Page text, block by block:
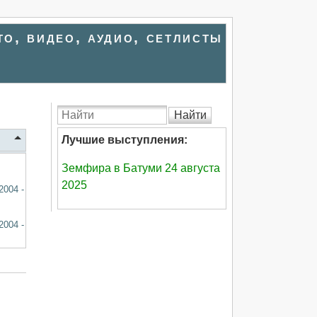
видео, аудио, сетлисты
-
-
Найти
Лучшие выступления:
Земфира в Батуми 24 августа
2025